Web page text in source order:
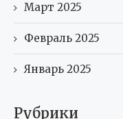
Март 2025
Февраль 2025
Январь 2025
Рубрики